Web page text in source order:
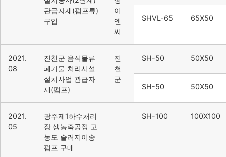
관급자재(펌프류)
구입
이
앤
씨
SHVL-65 65X50
2021.
08
진천군 음식물류
폐기물 처리시설
설치사업 관급자
재(펌프)
진
천
군
SH-50 50X50
SH-50 50X50
2021.
05
광주제1하수처리
장 생농축공정 고
농도 슬러지이송
펌프 구매
SH-100 100X100